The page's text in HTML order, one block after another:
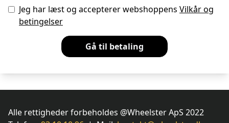
Jeg har læst og accepterer webshoppens Vilkår og
betingelser
Gå til betaling
Alle rettigheder forbeholdes @Wheelster ApS 2022